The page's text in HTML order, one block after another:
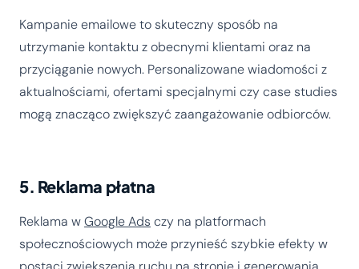
Kampanie emailowe to skuteczny sposób na
utrzymanie kontaktu z obecnymi klientami oraz na
przyciąganie nowych. Personalizowane wiadomości z
aktualnościami, ofertami specjalnymi czy case studies
mogą znacząco zwiększyć zaangażowanie odbiorców.
5. Reklama płatna
Reklama wGoogle Ads czy na platformach
społecznościowych może przynieść szybkie efekty w